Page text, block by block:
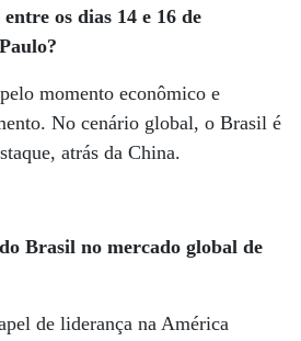
os dias 14 e 16 de
momento econômico e
No cenário global, o Brasil é
atrás da China.
Brasil no mercado global de
de liderança na América